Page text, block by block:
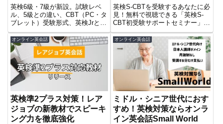
を整理
英検6級・7級が新設。試験レベ
ル、5級との違い、CBT（PC・タ
ブレット）受験形式、英検Jrとの
違いを整理。大人の学び直しで活
用する際のメリット・注意点も事
実ベースで解説します。
グ対策も安心
英検S-CBTを受験するあなたに必
見！無料で視聴できる「英検S-
CBT初受験サポートセミナー」を
オンデマンド配信中。試験の流れ
やスピーキング対策をしっかり学
べ、受験準備が整います！
オンライン英会話
英検準2プラス対策！レア
ジョブの新教材でスピーキ
ング力を徹底強化
オンライン英会話
ミドル・シニア世代におす
すめ！英検対策ならオンラ
イン英会話Small World